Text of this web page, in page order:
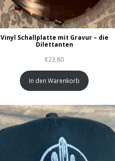
Vinyl Schallplatte mit Gravur – die
Dilettanten
€23,80
In den Warenkorb